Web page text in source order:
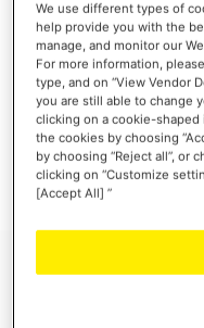
NUEVOS CLIENTES
Crear una cuenta tiene muchos
dirección, seguimiento de pedidos
We use different types of
help provide you with the
manage, and monitor our
For more information,
type, and on “View Vendor
you are still able to change
clicking on a cookie-shaped
the cookies by choosing
by choosing “Reject all”, or
clicking on “Customize
[Accept All] ”